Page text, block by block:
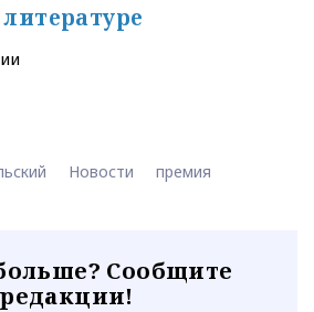
Новости премия
Сообщите
редакции!